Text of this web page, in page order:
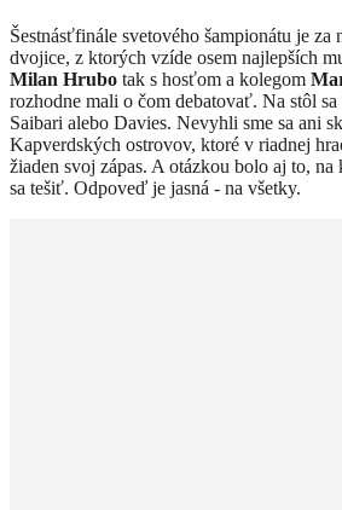
Šestnásťfinále svetového šampionátu je za
dvojice, z ktorých vzíde osem najlepších
Milan Hrubo tak s hosťom a kolegom
rozhodne mali o čom debatovať. Na stôl
Saibari alebo Davies. Nevyhli sme sa ani
Kapverdských ostrovov, ktoré v riadnej
žiaden svoj zápas. A otázkou bolo aj to,
sa tešiť. Odpoveď je jasná - na všetky.